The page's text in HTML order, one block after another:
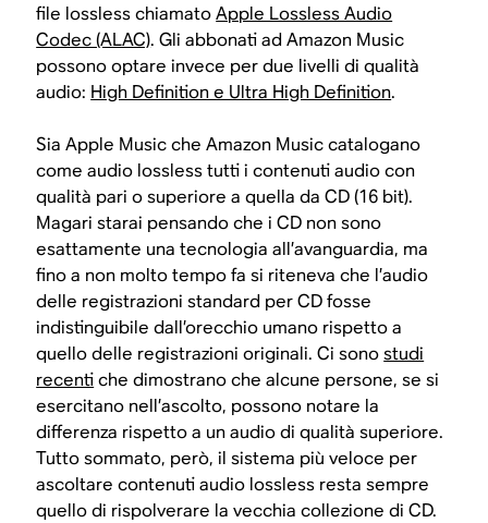
file lossless chiamatoApple Lossless Audio
Codec (ALAC). Gli abbonati ad Amazon Music
possono optare invece per due livelli di qualità
audio: High Definition e Ultra High Definition.
Sia Apple Music che Amazon Music catalogano
come audio lossless tutti i contenuti audio con
qualità pari o superiore a quella da CD (16 bit).
Magari starai pensando che i CD non sono
esattamente una tecnologia all’avanguardia, ma
fino a non molto tempo fa si riteneva che l’audio
delle registrazioni standard per CD fosse
indistinguibile dall’orecchio umano rispetto a
quello delle registrazioni originali. Ci sonostudi
recentiche dimostrano che alcune persone, se si
esercitano nell’ascolto, possono notare la
differenza rispetto a un audio di qualità superiore.
Tutto sommato, però, il sistema più veloce per
ascoltare contenuti audio lossless resta sempre
quello di rispolverare la vecchia collezione di CD.